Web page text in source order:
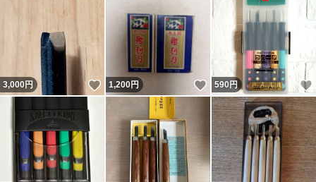
3,000円 いいね！
1,200円 いいね！
590 円